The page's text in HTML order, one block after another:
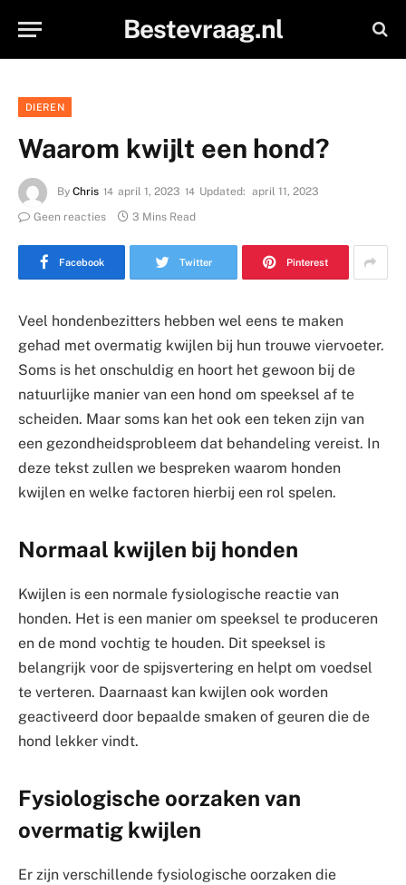
Bestevraag.nl
DIEREN
Waarom kwijlt een hond?
By Chris april 1, 2023 Updated: april 11, 2023
Geen reacties
3 Mins Read
Facebook Twitter Pinterest
Veel hondenbezitters hebben wel eens te maken
gehad met overmatig kwijlen bij hun trouwe viervoeter.
Soms is het onschuldig en hoort het gewoon bij de
natuurlijke manier van een hond om speeksel af te
scheiden. Maar soms kan het ook een teken zijn van
een gezondheidsprobleem dat behandeling vereist. In
deze tekst zullen we bespreken waarom honden
kwijlen en welke factoren hierbij een rol spelen.
Normaal kwijlen bij honden
Kwijlen is een normale fysiologische reactie van
honden. Het is een manier om speeksel te produceren
en de mond vochtig te houden. Dit speeksel is
belangrijk voor de spijsvertering en helpt om voedsel
te verteren. Daarnaast kan kwijlen ook worden
geactiveerd door bepaalde smaken of geuren die de
hond lekker vindt.
Fysiologische oorzaken van
overmatig kwijlen
Er zijn verschillende fysiologische oorzaken die